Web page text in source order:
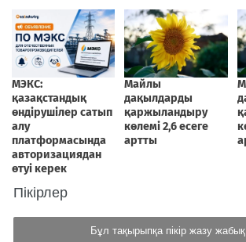
Пікірлер
Бұл тақырыпқа пікір жазу жабық